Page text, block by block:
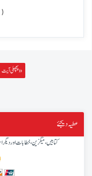
(
پچھلی آیت »
عطیہ دیجئے
کتابیں، میگزین، خطابات اور